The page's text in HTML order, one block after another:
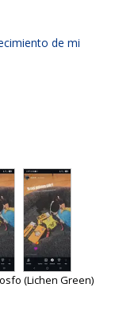
de mi
(Lichen Green)